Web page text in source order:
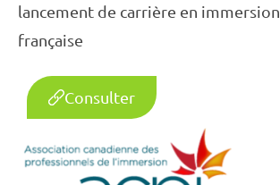
lancement de carrière en immersion
française
Consulter